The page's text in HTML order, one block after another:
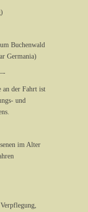
Buchenwald
Germania)
an der Fahrt ist
und
im Alter